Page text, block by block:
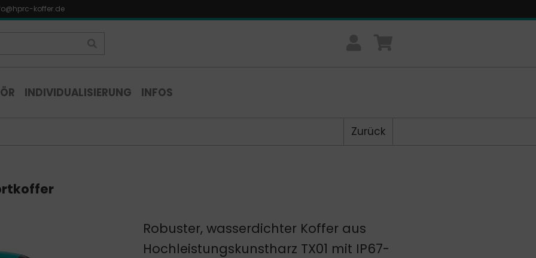
koffer.de
INDIVIDUALISIERUNG INFOS
Zurück
Robuster, wasserdichter Koffer aus
Hochleistungskunstharz TX01 mit IP67-